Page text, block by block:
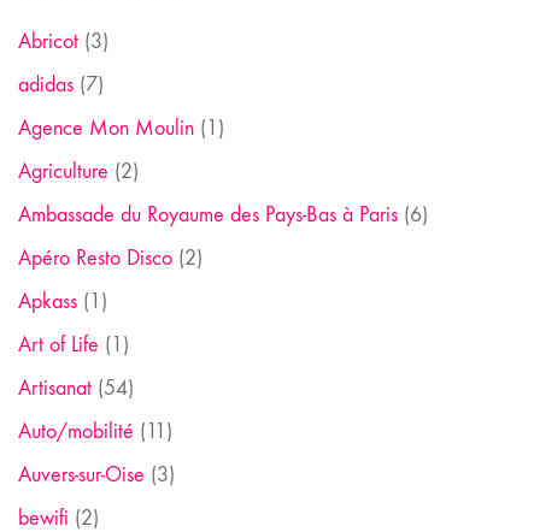
Abricot (3)
adidas (7)
Agence Mon Moulin (1)
Agriculture (2)
Ambassade du Royaume des Pays-Bas à Paris (6)
Apéro Resto Disco (2)
Apkass (1)
Art of Life (1)
Artisanat (54)
Auto/mobilité (11)
Auvers-sur-Oise (3)
bewifi (2)